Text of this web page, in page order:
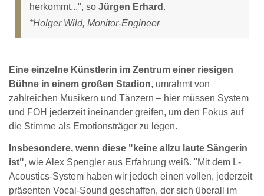
herkommt...", so Jürgen Erhard .
*Holger Wild, Monitor-Engineer
Eine einzelne Künstlerin im Zentrum einer riesigen
Bühne in einem großen Stadion, umrahmt von
zahlreichen Musikern und Tänzern – hier müssen System
und FOH jederzeit ineinander greifen, um den Fokus auf
die Stimme als Emotionsträger zu legen.
Insbesondere, wenn diese "keine allzu laute Sängerin
ist", wie Alex Spengler aus Erfahrung weiß. "Mit dem L-
Acoustics-System haben wir jedoch einen vollen, jederzeit
präsenten Vocal-Sound geschaffen, der sich überall im